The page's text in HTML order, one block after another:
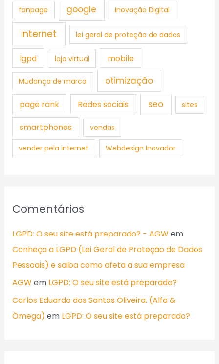
fanpage google Inovação Digital
internet lei geral de proteção de dados
lgpd loja virtual mobile
Mudança de marca otimização
page rank Redes sociais seo sites
smartphones vendas
vender pela internet Webdesign Inovador
Comentários
LGPD: O seu site está preparado? - AGWem
Conheça a LGPD (Lei Geral de Proteção de Dados
Pessoais) e saiba como afeta a sua empresa
AGWem LGPD: O seu site está preparado?
Carlos Eduardo dos Santos Oliveira. (Alfa &
Ômega) em LGPD: O seu site está preparado?